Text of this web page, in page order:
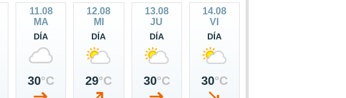
11.08
MA
DÍA
30°C
12.08
MI
DÍA
29°C
13.08
JU
DÍA
30°C
14.08
VI
DÍA
30°C